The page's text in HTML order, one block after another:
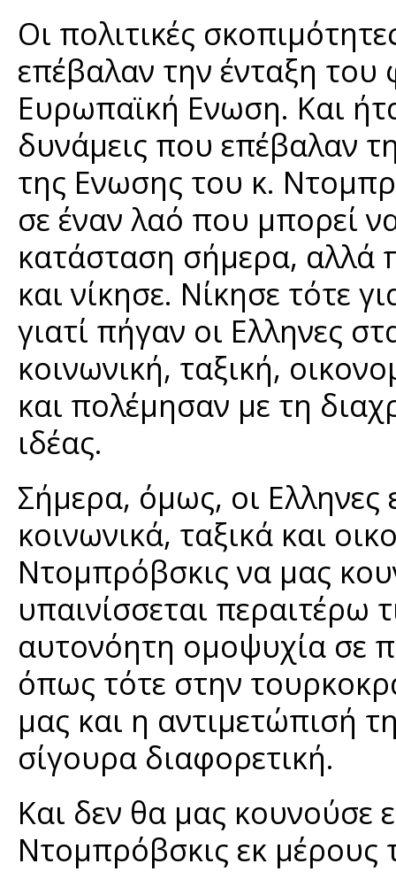
Οι πολιτικές
επέβαλαν την ένταξη
Ευρωπαϊκή Ενωση. Και
δυνάμεις που επέβαλαν
της Ενωσης του κ.
σε έναν λαό που μπορεί
κατάσταση σήμερα, αλλά
και νίκησε. Νίκησε τότε
γιατί πήγαν οι Ελληνες
κοινωνική, ταξική,
και πολέμησαν με τη
ιδέας.
Σήμερα, όμως, οι Ελληνες
κοινωνικά, ταξικά και
Ντομπρόβσκις να μας
υπαινίσσεται
αυτονόητη ομοψυχία σε
όπως τότε στην
μας και η αντιμετώπισή
σίγουρα διαφορετική.
Και δεν θα μας κουνούσε
Ντομπρόβσκις εκ